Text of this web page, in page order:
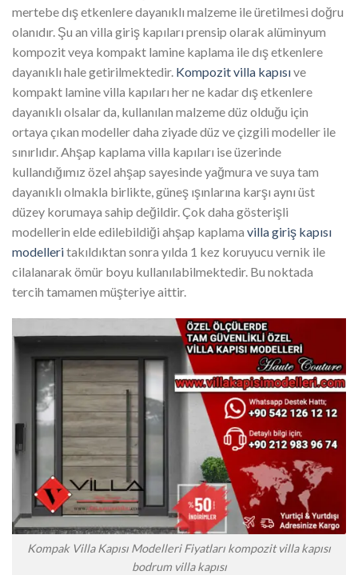
mertebe dış etkenlere dayanıklı malzeme ile üretilmesi doğru
olanıdır. Şu an villa giriş kapıları prensip olarak alüminyum
kompozit veya kompakt lamine kaplama ile dış etkenlere
dayanıklı hale getirilmektedir. Kompozit villa kapısıve
kompakt lamine villa kapıları her ne kadar dış etkenlere
dayanıklı olsalar da, kullanılan malzeme düz olduğu için
ortaya çıkan modeller daha ziyade düz ve çizgili modeller ile
sınırlıdır. Ahşap kaplama villa kapıları ise üzerinde
kullandığımız özel ahşap sayesinde yağmura ve suya tam
dayanıklı olmakla birlikte, güneş ışınlarına karşı aynı üst
düzey korumaya sahip değildir. Çok daha gösterişli
modellerin elde edilebildiği ahşap kaplama villa giriş kapısı
modelleritakıldıktan sonra yılda 1 kez koruyucu vernik ile
cilalanarak ömür boyu kullanılabilmektedir. Bu noktada
tercih tamamen müşteriye aittir.
Kompak Villa Kapısı Modelleri Fiyatları kompozit villa kapısı
bodrum villa kapısı